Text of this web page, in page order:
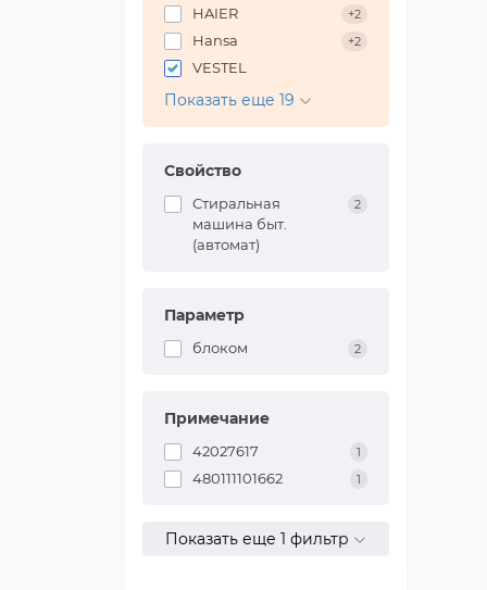
HAIER +2
Hansa +2
VESTEL
Показать еще 19
Свойство
Стиральная
машина быт.
(автомат)
2
Параметр
блоком 2
Примечание
42027617 1
480111101662 1
Показать еще 1 фильтр